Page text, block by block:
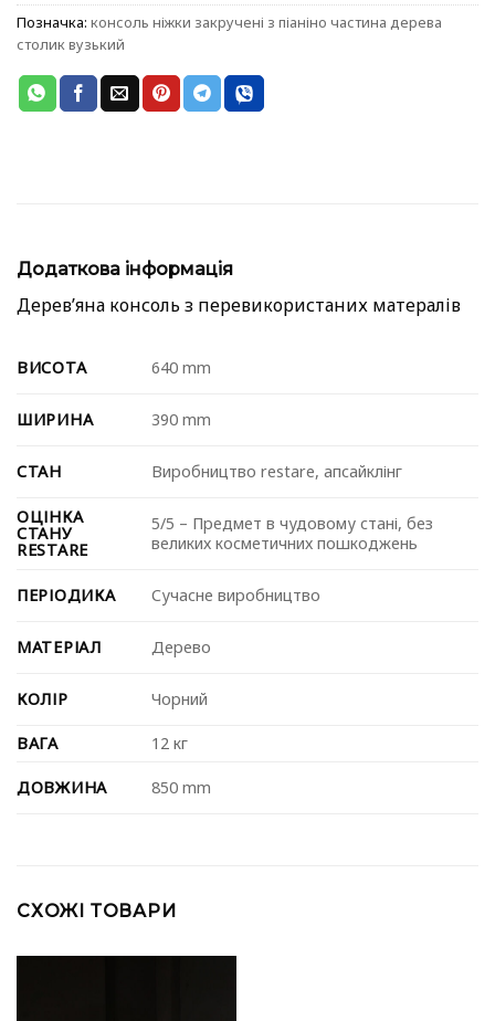
Позначка: консоль ніжки закручені з піаніно частина дерева
столик вузький
Додаткова інформація
Деревʼяна консоль з перевикористаних матералів
ВИСОТА 640 mm
ШИРИНА 390 mm
СТАН Виробництво restare, апсайклінг
ОЦІНКА
СТАНУ
RESTARE
5/5 – Предмет в чудовому стані, без
великих косметичних пошкоджень
ПЕРІОДИКА Сучасне виробництво
МАТЕРІАЛ Дерево
КОЛІР Чорний
ВАГА 12 кг
ДОВЖИНА 850 mm
СХОЖІ ТОВАРИ